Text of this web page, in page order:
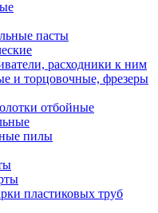
пасты
расходники к ним
и торцовочные, фрезеры
отбойные
пилы
пластиковых труб